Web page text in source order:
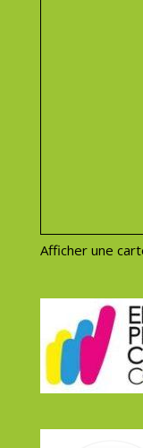
Afficher une